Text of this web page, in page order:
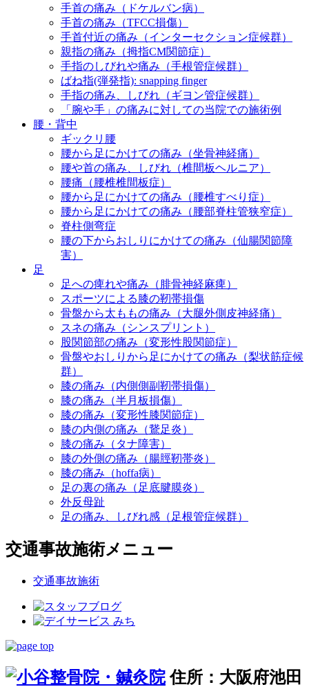
手首の痛み（ドケルバン病）
手首の痛み（TFCC損傷）
手首付近の痛み（インターセクション症候群）
親指の痛み（拇指CM関節症）
手指のしびれや痛み（手根管症候群）
ばね指(弾発指): snapping finger
手指の痛み、しびれ（ギヨン管症候群）
「腕や手」の痛みに対しての当院での施術例
腰・背中
ギックリ腰
腰から足にかけての痛み（坐骨神経痛）
腰や首の痛み、しびれ（椎間板ヘルニア）
腰痛（腰椎椎間板症）
腰から足にかけての痛み（腰椎すべり症）
腰から足にかけての痛み（腰部脊柱管狭窄症）
脊柱側弯症
腰の下からおしりにかけての痛み（仙腸関節障
害）
足
足への痺れや痛み（腓骨神経麻痺）
スポーツによる膝の靭帯損傷
骨盤から太ももの痛み（大腿外側皮神経痛）
スネの痛み（シンスプリント）
股関節部の痛み（変形性股関節症）
骨盤やおしりから足にかけての痛み（梨状筋症候
群）
膝の痛み（内側側副靭帯損傷）
膝の痛み（半月板損傷）
膝の痛み（変形性膝関節症）
膝の内側の痛み（鵞足炎）
膝の痛み（タナ障害）
膝の外側の痛み（腸脛靭帯炎）
膝の痛み（hoffa病）
足の裏の痛み（足底腱膜炎）
外反母趾
足の痛み、しびれ感（足根管症候群）
交通事故施術メニュー
交通事故施術
住所：大阪府池田